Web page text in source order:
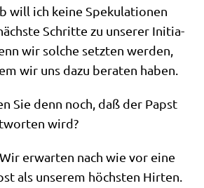
will ich kei­ne Spe­ku­la­tio­nen
Schrit­te zu unse­rer Initia­
wir sol­che setz­ten wer­den,
wir uns dazu bera­ten haben.
Sie denn noch, daß der Papst
wird?
Wir erwar­ten nach wie vor eine
als unse­rem höch­sten Hir­ten.